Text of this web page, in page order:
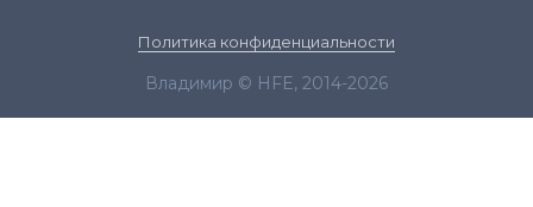
Политика конфиденциальности
Владимир © HFE, 2014-2026